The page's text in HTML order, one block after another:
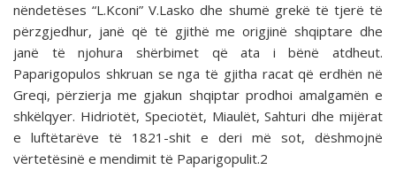
nëndetëses “L.Kconi” V.Lasko dhe shumë grekë të tjerë të
përzgjedhur, janë që të gjithë me origjinë shqiptare dhe
janë të njohura shërbimet që ata i bënë atdheut.
Paparigopulos shkruan se nga të gjitha racat që erdhën në
Greqi, përzierja me gjakun shqiptar prodhoi amalgamën e
shkëlqyer. Hidriotët, Speciotët, Miaulët, Sahturi dhe mijërat
e luftëtarëve të 1821-shit e deri më sot, dëshmojnë
vërtetësinë e mendimit të Paparigopulit.2